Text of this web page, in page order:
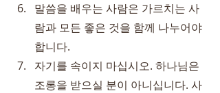
말씀을 배우는 사람은 가르치는 사
람과 모든 좋은 것을 함께 나누어야
합니다.
자기를 속이지 마십시오. 하나님은
조롱을 받으실 분이 아니십니다. 사